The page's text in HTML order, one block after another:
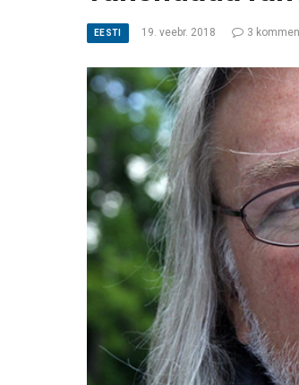
EESTI 19. veebr. 2018 3